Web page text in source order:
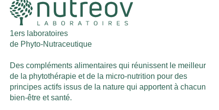
1ers laboratoires
de Phyto-Nutraceutique
Des compléments alimentaires qui réunissent le meilleur
de la phytothérapie et de la micro-nutrition pour des
principes actifs issus de la nature qui apportent à chacun
bien-être et santé.